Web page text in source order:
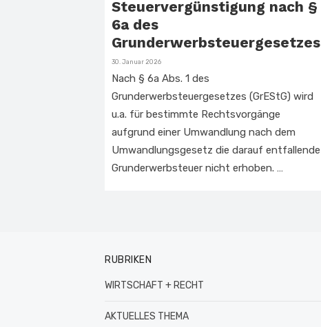
Steuervergünstigung nach §
6a des
Grunderwerbsteuergesetzes
Veröffentlicht
30. Januar 2026
Nach § 6a Abs. 1 des
Grunderwerbsteuergesetzes (GrEStG) wird
u.a. für bestimmte Rechtsvorgänge
aufgrund einer Umwandlung nach dem
Umwandlungsgesetz die darauf entfallende
Grunderwerbsteuer nicht erhoben. …
RUBRIKEN
WIRTSCHAFT + RECHT
AKTUELLES THEMA